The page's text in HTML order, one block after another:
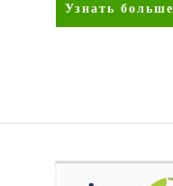
Amway
Home™
средство
Узнать больше